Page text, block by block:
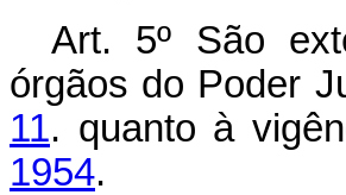
Art. 5º São
órgãos do Poder
11. quanto à
1954.